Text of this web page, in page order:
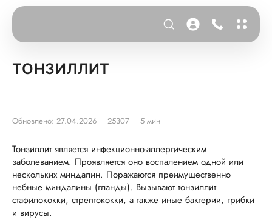
ТОНЗИЛЛИТ
Обновлено: 27.04.2026 25307 5 мин
Тонзиллит является инфекционно-аллергическим
заболеванием. Проявляется оно воспалением одной или
нескольких миндалин. Поражаются преимущественно
небные миндалины (гланды). Вызывают тонзиллит
стафилококки, стрептококки, а также иные бактерии, грибки
и вирусы.